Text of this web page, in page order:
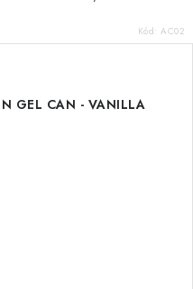
Kód: AC02
GEL CAN - VANILLA